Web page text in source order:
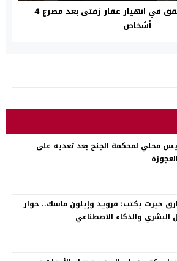
النيابة الإدارية تحقق في انهيار عقار زفتى بعد مصرع 4
أشخاص
محلي لمحكمة الجنح بعد تعديه على
خيرت يكتب: فرويد وإيلون ماسك.. حوار
البشري والذكاء الاصطناعي